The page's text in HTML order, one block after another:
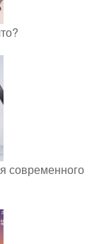
современного